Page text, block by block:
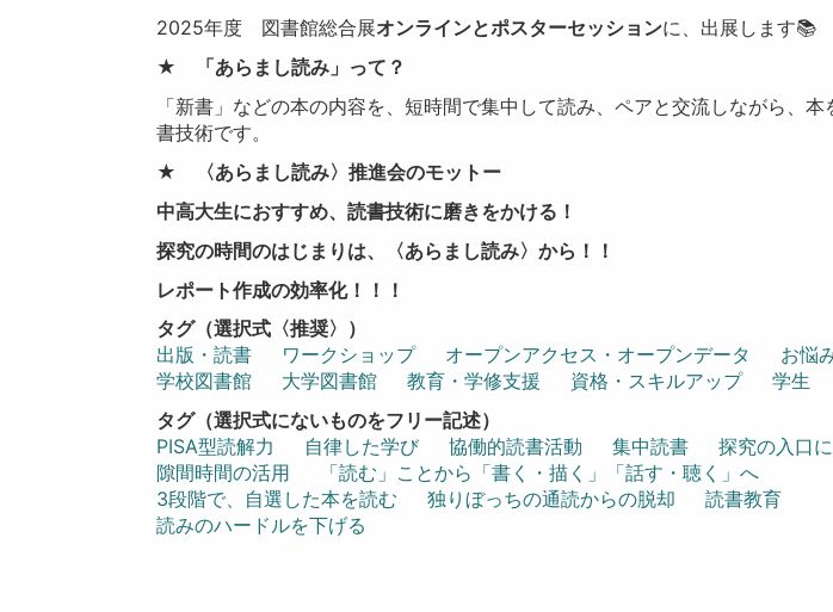
2025年度 図書館総合展オンラインとポスターセッションに、出展します📚
★ 「あらまし読み」って？
「新書」などの本の内容を、短時間で集中して読み、ペアと交流しながら、
書技術です。
★ 〈あらまし読み〉推進会のモットー
中高大生におすすめ、読書技術に磨きをかける！
探究の時間のはじまりは、〈あらまし読み〉から！！
レポート作成の効率化！！！
タグ（選択式〈推奨〉）
出版・読書
ワークショップ オープンアクセス・オープンデータ
お悩
学校図書館
大学図書館 教育・学修支援 資格・スキルアップ
学生
タグ（選択式にないものをフリー記述）
PISA型読解力
自律した学び 協働的読書活動 集中読書
探究の入口に
隙間時間の活用
「読む」ことから「書く・描く」「話す・聴く」へ
3段階で、自選した本を読む
独りぼっちの通読からの脱却
読書教育
読みのハードルを下げる